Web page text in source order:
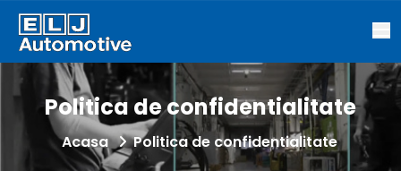
Politica de confidentialitate
Acasa Politica de confidentialitate